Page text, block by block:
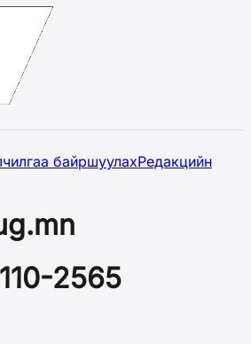
байршуулахРедакцийн
2565